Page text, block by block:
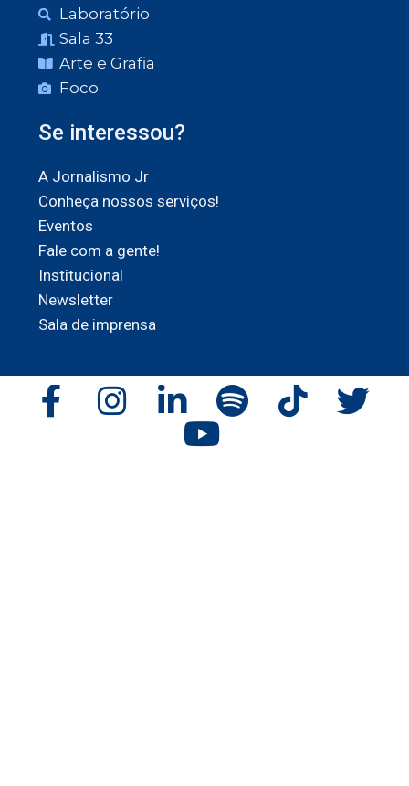
Laboratório
Sala 33
Arte e Grafia
Foco
Se interessou?
A Jornalismo Jr
Conheça nossos serviços!
Eventos
Fale com a gente!
Institucional
Newsletter
Sala de imprensa